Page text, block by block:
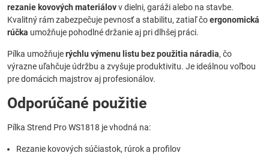
rezanie kovových materiálovv dielni, garáži alebo na stavbe.
Kvalitný rám zabezpečuje pevnosť a stabilitu, zatiaľ čoergonomická
rúčka umožňuje pohodlné držanie aj pri dlhšej práci.
Pílka umožňujerýchlu výmenu listu bez použitia náradia, čo
výrazne uľahčuje údržbu a zvyšuje produktivitu. Je ideálnou voľbou
pre domácich majstrov aj profesionálov.
Odporúčané použitie
Pílka Strend Pro WS1818 je vhodná na:
Rezanie kovových súčiastok, rúrok a profilov